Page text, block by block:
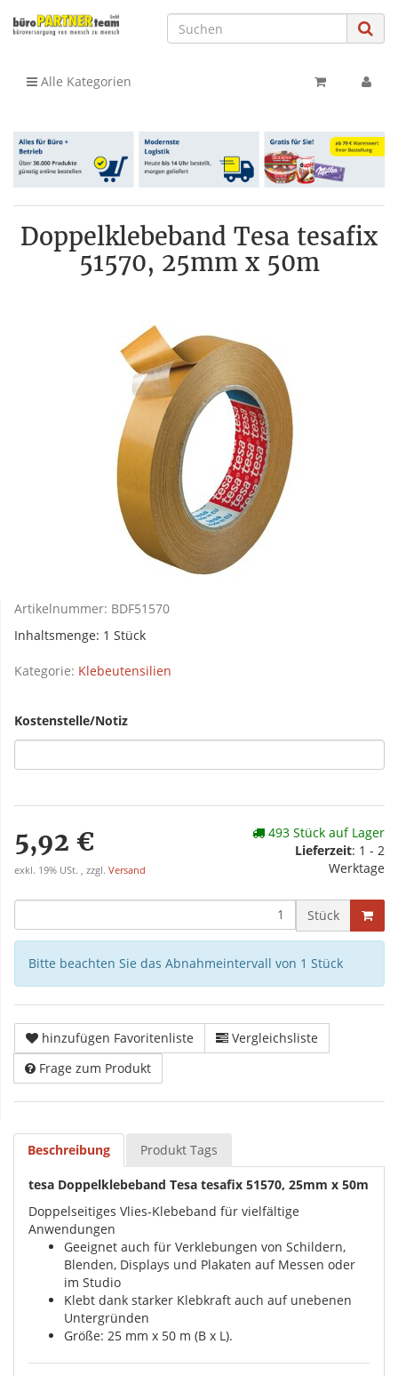
Alle Kategorien
Doppelklebeband Tesa tesafix
51570, 25mm x 50m
Artikelnummer: BDF51570
Inhaltsmenge: 1 Stück
Kategorie: Klebeutensilien
Kostenstelle/Notiz
5,92 €
exkl. 19% USt. , zzgl. Versand
493 Stück auf Lager
Lieferzeit: 1 - 2
Werktage
Stück
Bitte beachten Sie das Abnahmeintervall von 1 Stück
hinzufügen Favoritenliste
Vergleichsliste
Frage zum Produkt
Beschreibung Produkt Tags
tesa Doppelklebeband Tesa tesafix 51570, 25mm x 50m
Doppelseitiges Vlies-Klebeband für vielfältige
Anwendungen
Geeignet auch für Verklebungen von Schildern,
Blenden, Displays und Plakaten auf Messen oder
im Studio
Klebt dank starker Klebkraft auch auf unebenen
Untergründen
Größe: 25 mm x 50 m (B x L).